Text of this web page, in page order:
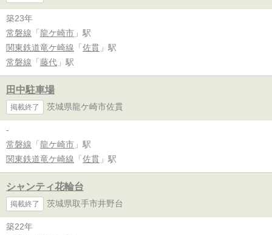
築23年
常磐線 「 龍ケ崎市 」駅
関東鉄道竜ケ崎線 「 佐貫 」駅
常磐線 「 藤代 」駅
田中駐車場
掲載終了 茨城県龍ケ崎市佐貫
-
常磐線 「 龍ケ崎市 」駅
関東鉄道竜ケ崎線 「 佐貫 」駅
シャンティ花輪台
掲載終了 茨城県取手市井野台
築22年